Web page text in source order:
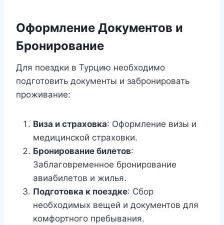
Оформление Документов и
Бронирование
Для поездки в Турцию необходимо
подготовить документы и забронировать
проживание:
Виза и страховка: Оформление визы и
медицинской страховки.
Бронирование билетов:
Заблаговременное бронирование
авиабилетов и жилья.
Подготовка к поездке: Сбор
необходимых вещей и документов для
комфортного пребывания.